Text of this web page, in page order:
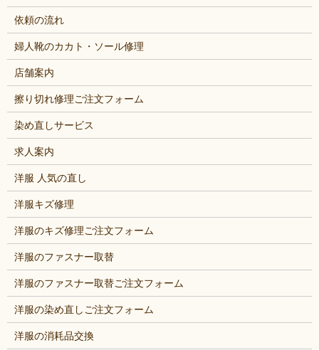
依頼の流れ
婦人靴のカカト・ソール修理
店舗案内
擦り切れ修理ご注文フォーム
染め直しサービス
求人案内
洋服 人気の直し
洋服キズ修理
洋服のキズ修理ご注文フォーム
洋服のファスナー取替
洋服のファスナー取替ご注文フォーム
洋服の染め直しご注文フォーム
洋服の消耗品交換